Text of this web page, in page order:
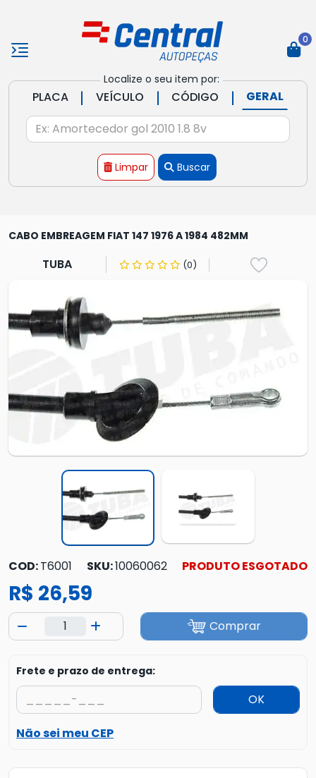
Localize o seu item por:
PLACA | VEÍCULO | CÓDIGO | GERAL
Limpar Buscar
0
CABO EMBREAGEM FIAT 147 1976 A 1984 482MM
TUBA (0)
COD:T6001 SKU:10060062 PRODUTO ESGOTADO
R$ 26,59
Comprar
Frete e prazo de entrega:
OK
Não sei meu CEP